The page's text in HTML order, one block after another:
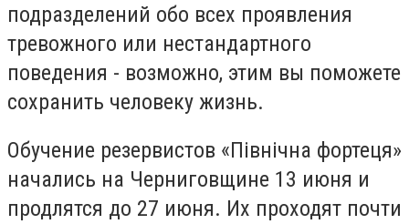
подразделений обо всех проявления
тревожного или нестандартного
поведения - возможно, этим вы поможете
сохранить человеку жизнь.
Обучение резервистов «Північна фортеця»
начались на Черниговщине 13 июня и
продлятся до 27 июня. Их проходят почти